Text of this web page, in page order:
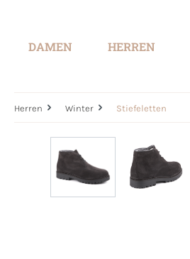
DAMEN HERREN
Herren Winter Stiefeletten
Bildergalerie überspringen